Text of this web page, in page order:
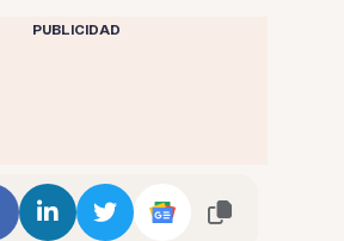
PUBLICIDAD